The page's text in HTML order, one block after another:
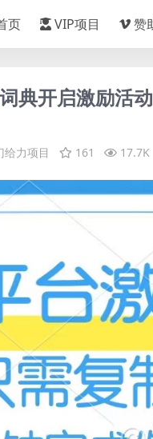
页 VIP项目 赞
典开启激励活
给力项目 161 17.7K